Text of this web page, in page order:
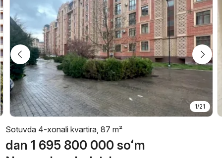
1/21
Sotuvda 4-xonali kvartira, 87 m²
dan 1 695 800 000 soʻm